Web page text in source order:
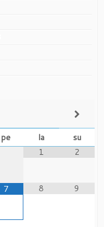
pe la
su
1
2
7 8 9